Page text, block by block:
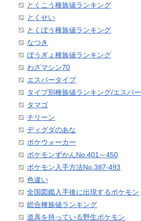
とくこう種族値ランキング
とくせい
とくぼう種族値ランキング
なつき
ぼうぎょ種族値ランキング
わざマシン70
エスパータイプ
タイプ別種族値ランキング/エスパー
タマゴ
チリーン
ディグダのあな
ポケウォーカー
ポケモンずかんNo.401～450
ポケモン入手方法No.387-493
色違い
全国図鑑入手後に出現するポケモン
総合種族値ランキング
道具を持っている野生ポケモン